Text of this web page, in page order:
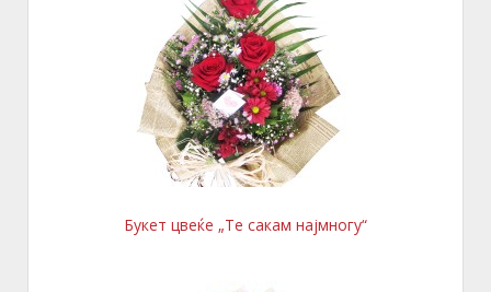
Букет цвеќе „Те сакам најмногу“